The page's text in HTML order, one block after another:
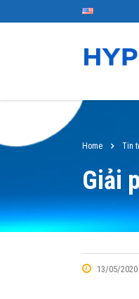
Home Tin
Giải
13/05/2020